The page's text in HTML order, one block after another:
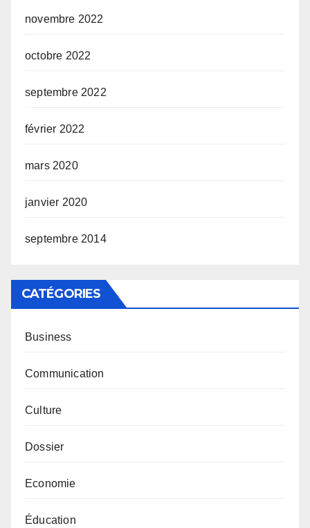
novembre 2022
octobre 2022
septembre 2022
février 2022
mars 2020
janvier 2020
septembre 2014
CATÉGORIES
Business
Communication
Culture
Dossier
Economie
Éducation